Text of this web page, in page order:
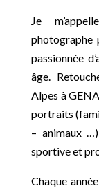
Je
photographe
passionnée
âge.
Alpes à
portraits
– animaux
sportive et
Chaque